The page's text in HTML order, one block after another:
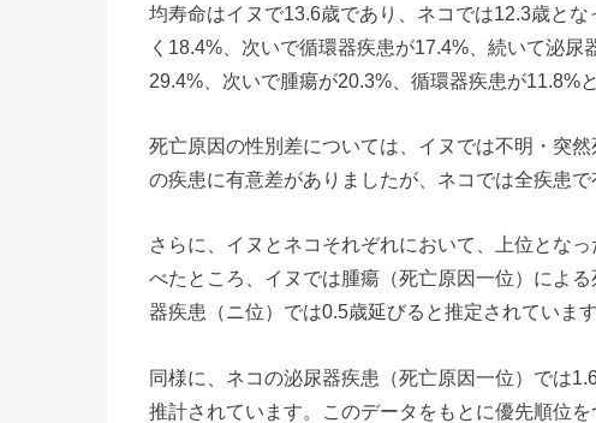
均寿命はイヌで13.6歳であり、ネコでは12.3歳と
く18.4%、次いで循環器疾患が17.4%、続いて泌
29.4%、次いで腫瘍が20.3%、循環器疾患が11.8%
死亡原因の性別差については、イヌでは不明・突
の疾患に有意差がありましたが、ネコでは全疾患で
さらに、イヌとネコそれぞれにおいて、上位とな
べたところ、イヌでは腫瘍（死亡原因一位）によ
器疾患（ニ位）では0.5歳延びると推定されています
同様に、ネコの泌尿器疾患（死亡原因一位）では
推計されています。このデータをもとに優先順位